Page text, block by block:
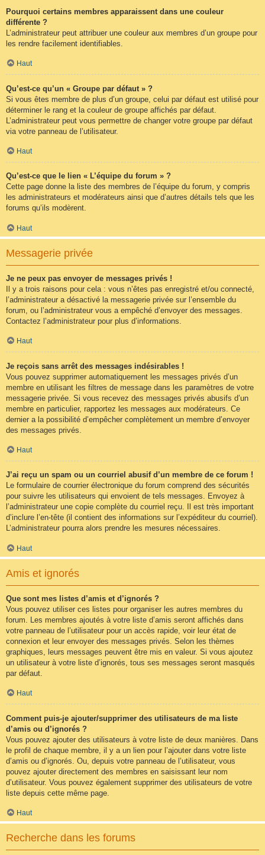
Pourquoi certains membres apparaissent dans une couleur
différente ?
L’administrateur peut attribuer une couleur aux membres d’un groupe pour
les rendre facilement identifiables.
Haut
Qu’est-ce qu’un « Groupe par défaut » ?
Si vous êtes membre de plus d’un groupe, celui par défaut est utilisé pour
déterminer le rang et la couleur de groupe affichés par défaut.
L’administrateur peut vous permettre de changer votre groupe par défaut
via votre panneau de l’utilisateur.
Haut
Qu’est-ce que le lien « L’équipe du forum » ?
Cette page donne la liste des membres de l’équipe du forum, y compris
les administrateurs et modérateurs ainsi que d’autres détails tels que les
forums qu’ils modèrent.
Haut
Messagerie privée
Je ne peux pas envoyer de messages privés !
Il y a trois raisons pour cela : vous n’êtes pas enregistré et/ou connecté,
l’administrateur a désactivé la messagerie privée sur l’ensemble du
forum, ou l’administrateur vous a empêché d’envoyer des messages.
Contactez l’administrateur pour plus d’informations.
Haut
Je reçois sans arrêt des messages indésirables !
Vous pouvez supprimer automatiquement les messages privés d’un
membre en utilisant les filtres de message dans les paramètres de votre
messagerie privée. Si vous recevez des messages privés abusifs d’un
membre en particulier, rapportez les messages aux modérateurs. Ce
dernier a la possibilité d’empêcher complètement un membre d’envoyer
des messages privés.
Haut
J’ai reçu un spam ou un courriel abusif d’un membre de ce forum !
Le formulaire de courrier électronique du forum comprend des sécurités
pour suivre les utilisateurs qui envoient de tels messages. Envoyez à
l’administrateur une copie complète du courriel reçu. Il est très important
d’inclure l’en-tête (il contient des informations sur l’expéditeur du courriel).
L’administrateur pourra alors prendre les mesures nécessaires.
Haut
Amis et ignorés
Que sont mes listes d’amis et d’ignorés ?
Vous pouvez utiliser ces listes pour organiser les autres membres du
forum. Les membres ajoutés à votre liste d’amis seront affichés dans
votre panneau de l’utilisateur pour un accès rapide, voir leur état de
connexion et leur envoyer des messages privés. Selon les thèmes
graphiques, leurs messages peuvent être mis en valeur. Si vous ajoutez
un utilisateur à votre liste d’ignorés, tous ses messages seront masqués
par défaut.
Haut
Comment puis-je ajouter/supprimer des utilisateurs de ma liste
d’amis ou d’ignorés ?
Vous pouvez ajouter des utilisateurs à votre liste de deux manières. Dans
le profil de chaque membre, il y a un lien pour l’ajouter dans votre liste
d’amis ou d’ignorés. Ou, depuis votre panneau de l’utilisateur, vous
pouvez ajouter directement des membres en saisissant leur nom
d’utilisateur. Vous pouvez également supprimer des utilisateurs de votre
liste depuis cette même page.
Haut
Recherche dans les forums